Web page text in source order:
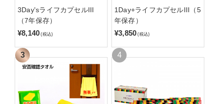
3Day'sライフカプセルIII
（7年保存）
¥8,140 (税込)
1Day+ライフカプセルIII（5
年保存）
¥3,850 (税込)